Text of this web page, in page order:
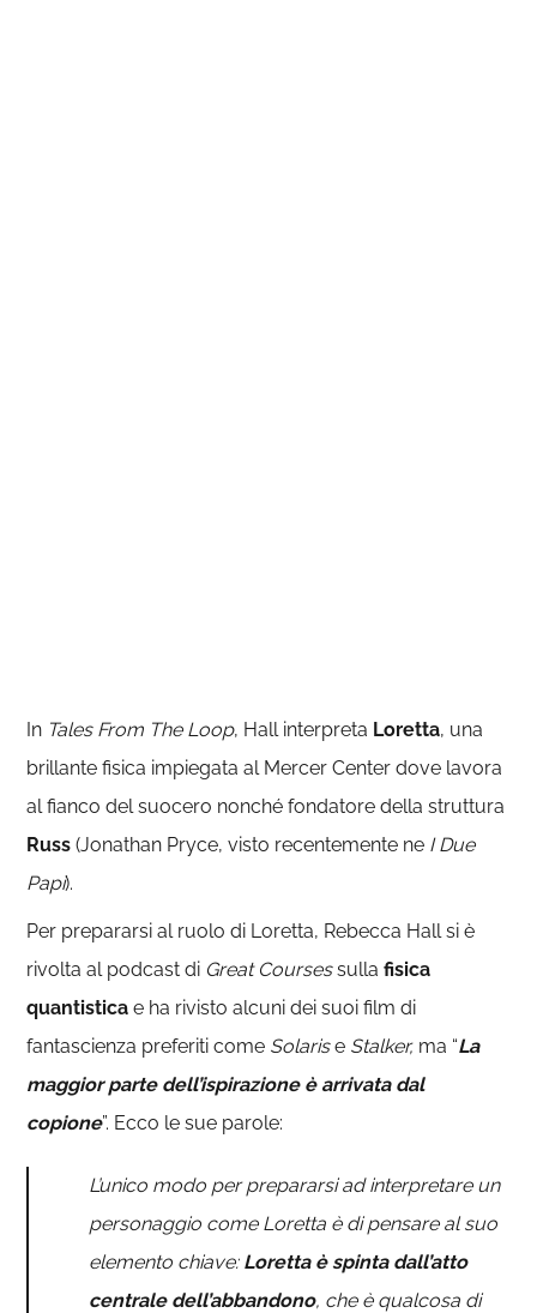
In Tales From The Loop, Hall interpreta Loretta, una
brillante fisica impiegata al Mercer Center dove lavora
al fianco del suocero nonché fondatore della struttura
Russ (Jonathan Pryce, visto recentemente ne I Due
Papi).
Per prepararsi al ruolo di Loretta, Rebecca Hall si è
rivolta al podcast di Great Coursessullafisica
quantistica e ha rivisto alcuni dei suoi film di
fantascienza preferiti come Solarise Stalker, ma “La
maggior parte dell’ispirazione è arrivata dal
copione”. Ecco le sue parole:
L’unico modo per prepararsi ad interpretare un
personaggio come Loretta è di pensare al suo
elemento chiave: Loretta è spinta dall’atto
centrale dell’abbandono, che è qualcosa di